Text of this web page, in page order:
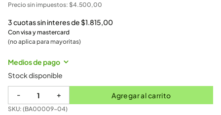
Precio sin impuestos: $4.500,00
3 cuotas sin interes de$1.815,00
Con visa y mastercard
(no aplica para mayoritas)
Medios de pago
Stock disponible
- + Agregar al carrito
SKU: (BA00009-04)